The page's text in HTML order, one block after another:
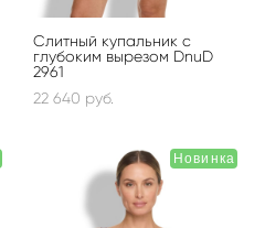
Слитный купальник с
глубоким вырезом DnuD
2961
22 640 pуб.
Новинка